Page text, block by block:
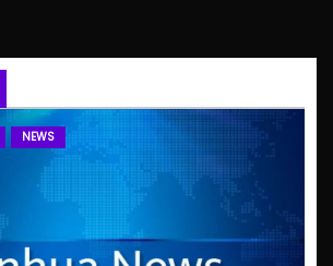
NEWS